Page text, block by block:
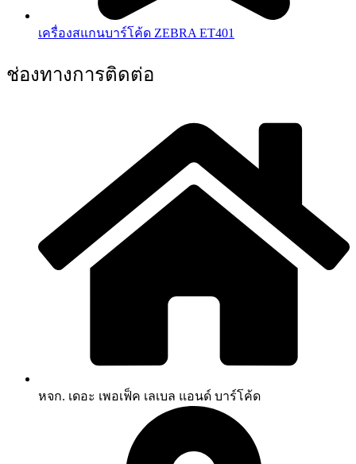
เครื่องสแกนบาร์โค้ด ZEBRA ET401
ช่องทางการติดต่อ
หจก. เดอะ เพอเฟ็ค เลเบล แอนด์ บาร์โค้ด